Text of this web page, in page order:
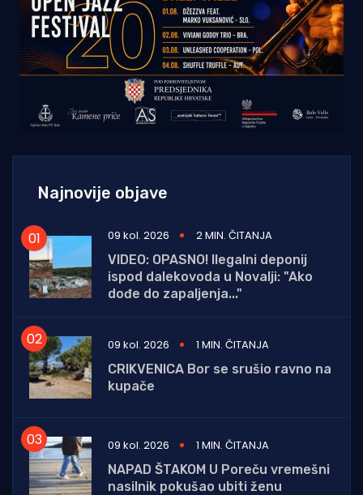
Najnovije objave
09 kol. 2026
2 MIN. ČITANJA
VIDEO: OPASNO! Ilegalni deponij
ispod dalekovoda u Novalji: "Ako
dođe do zapaljenja..."
09 kol. 2026
1 MIN. ČITANJA
CRIKVENICA Bor se srušio ravno na
kupače
09 kol. 2026
1 MIN. ČITANJA
NAPAD ŠTAKOM U Poreču vremešni
nasilnik pokušao ubiti ženu